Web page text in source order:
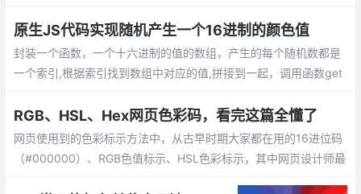
5.shtml)。
原生JS代码实现随机产生一个16进制的颜色值
封装一个函数，一个十六进制的值的数组，产生的每个随机数都是
一个索引,根据索引找到数组中对应的值,拼接到一起，调用函数get
RGB、HSL、Hex网页色彩码，看完这篇全懂了
网页使用到的色彩标示方法中，从古早时期大家都在用的16进位码
（#000000）、RGB色值标示、HSL色彩标示，其中网页设计师最